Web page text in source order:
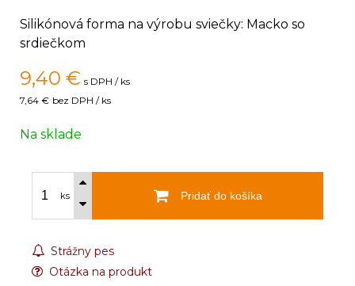
Silikónová forma na výrobu sviečky: Macko so
srdiečkom
9,40 € s DPH / ks
7,64 € bez DPH / ks
Na sklade
ks Pridať do košíka
Strážny pes
Otázka na produkt